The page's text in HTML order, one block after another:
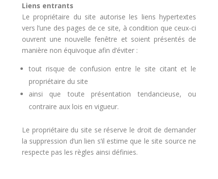
Liens entrants
Le propriétaire du site autorise les liens hypertextes
vers l’une des pages de ce site, à condition que ceux-ci
ouvrent une nouvelle fenêtre et soient présentés de
manière non équivoque afin d’éviter :
tout risque de confusion entre le site citant et le
propriétaire du site
ainsi que toute présentation tendancieuse, ou
contraire aux lois en vigueur.
Le propriétaire du site se réserve le droit de demander
la suppression d’un lien s’il estime que le site source ne
respecte pas les règles ainsi définies.